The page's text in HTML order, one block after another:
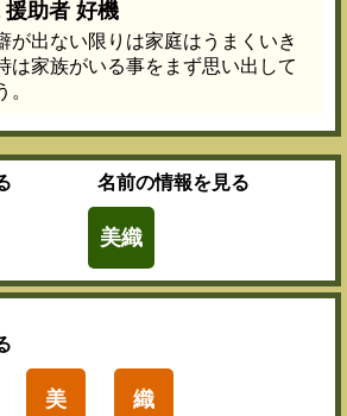
助者 好機
が出ない限りは家庭はうまくいき
は家族がいる事をまず思い出して
名前の情報を見る
美織
美 織